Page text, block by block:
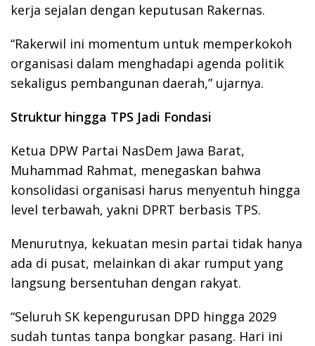
kerja sejalan dengan keputusan Rakernas.
“Rakerwil ini momentum untuk memperkokoh
organisasi dalam menghadapi agenda politik
sekaligus pembangunan daerah,” ujarnya.
Struktur hingga TPS Jadi Fondasi
Ketua DPW Partai NasDem Jawa Barat,
Muhammad Rahmat, menegaskan bahwa
konsolidasi organisasi harus menyentuh hingga
level terbawah, yakni DPRT berbasis TPS.
Menurutnya, kekuatan mesin partai tidak hanya
ada di pusat, melainkan di akar rumput yang
langsung bersentuhan dengan rakyat.
“Seluruh SK kepengurusan DPD hingga 2029
sudah tuntas tanpa bongkar pasang. Hari ini